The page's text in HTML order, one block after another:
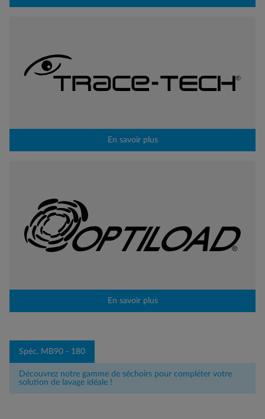
En savoir plus
En savoir plus
Spéc. MB90 - 180
Découvrez notre gamme de séchoirs pour compléter votre
solution de lavage idéale !